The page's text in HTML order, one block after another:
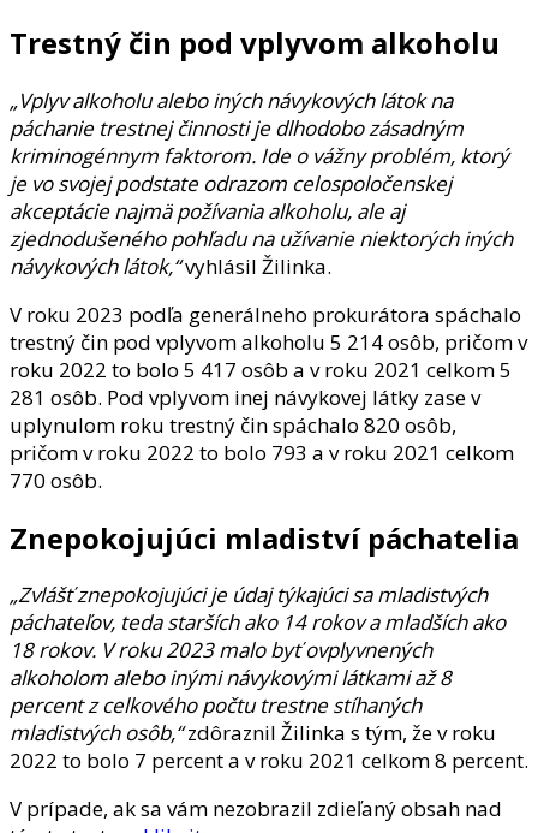
Trestný čin pod vplyvom alkoholu
„Vplyv alkoholu alebo iných návykových látok na
páchanie trestnej činnosti je dlhodobo zásadným
kriminogénnym faktorom. Ide o vážny problém, ktorý
je vo svojej podstate odrazom celospoločenskej
akceptácie najmä požívania alkoholu, ale aj
zjednodušeného pohľadu na užívanie niektorých iných
návykových látok,“vyhlásil Žilinka.
V roku 2023 podľa generálneho prokurátora spáchalo
trestný čin pod vplyvom alkoholu 5 214 osôb, pričom v
roku 2022 to bolo 5 417 osôb a v roku 2021 celkom 5
281 osôb. Pod vplyvom inej návykovej látky zase v
uplynulom roku trestný čin spáchalo 820 osôb,
pričom v roku 2022 to bolo 793 a v roku 2021 celkom
770 osôb.
Znepokojujúci mladiství páchatelia
„Zvlášť znepokojujúci je údaj týkajúci sa mladistvých
páchateľov, teda starších ako 14 rokov a mladších ako
18 rokov. V roku 2023 malo byť ovplyvnených
alkoholom alebo inými návykovými látkami až 8
percent z celkového počtu trestne stíhaných
mladistvých osôb,“zdôraznil Žilinka s tým, že v roku
2022 to bolo 7 percent a v roku 2021 celkom 8 percent.
V prípade, ak sa vám nezobrazil zdieľaný obsah nad